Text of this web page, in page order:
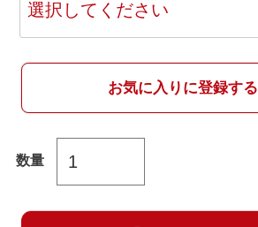
必
お気に入りに登録する